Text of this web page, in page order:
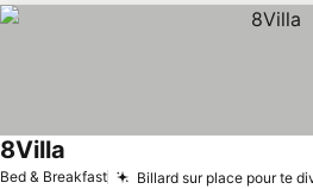
Bed & Breakfast Billard sur place pour te
8Villa